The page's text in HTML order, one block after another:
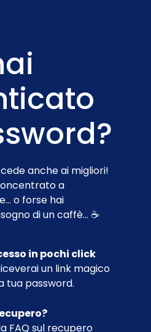
anche ai migliori!
a
o forse hai
di un caffè... ☕
in pochi click
un link magico
tua password.
FAQ sul recupero